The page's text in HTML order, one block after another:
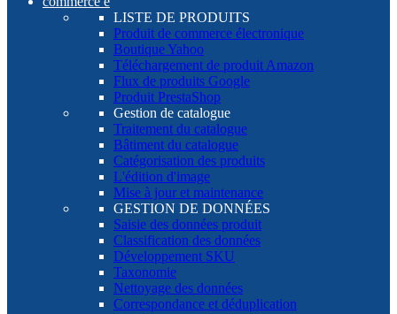
LISTE DE PRODUITS
Produit de commerce électronique
Boutique Yahoo
Téléchargement de produit Amazon
Flux de produits Google
Produit PrestaShop
Gestion de catalogue
Traitement du catalogue
Bâtiment du catalogue
Catégorisation des produits
L'édition d'image
Mise à jour et maintenance
GESTION DE DONNÉES
Saisie des données produit
Classification des données
Développement SKU
Taxonomie
Nettoyage des données
Correspondance et déduplication